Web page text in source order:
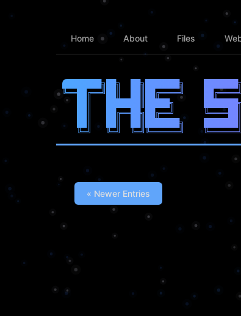
Home About Files
████████╗██╗  ██╗███████╗
╚══██╔══╝██║  ██║██╔════╝
██║   ███████║█████╗
██║   ██╔══██╗██╔══╝
██║   ██║  ██║███████╗
« Newer Entries